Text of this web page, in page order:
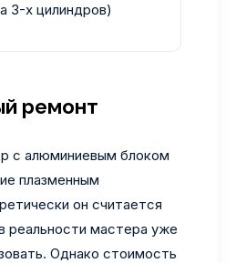
3-х цилиндров)
ремонт
с алюминиевым блоком
плазменным
он считается
реальности мастера уже
Однако стоимость